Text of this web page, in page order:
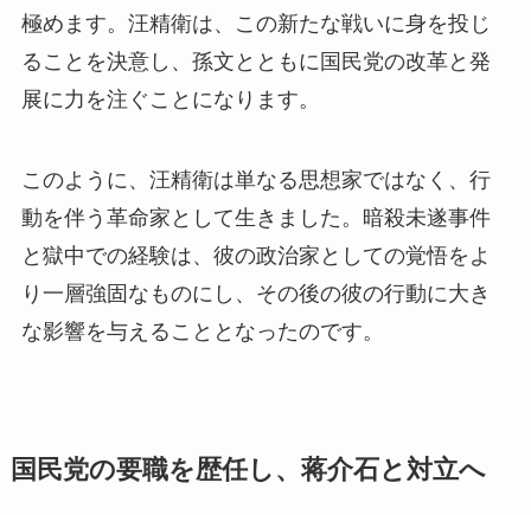
極めます。汪精衛は、この新たな戦いに身を投じ
ることを決意し、孫文とともに国民党の改革と発
展に力を注ぐことになります。
このように、汪精衛は単なる思想家ではなく、行
動を伴う革命家として生きました。暗殺未遂事件
と獄中での経験は、彼の政治家としての覚悟をよ
り一層強固なものにし、その後の彼の行動に大き
な影響を与えることとなったのです。
国民党の要職を歴任し、蒋介石と対立へ